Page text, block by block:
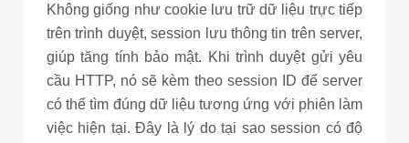
Không giống như cookie lưu trữ dữ liệu trực tiếp
trên trình duyệt, session lưu thông tin trên server,
giúp tăng tính bảo mật. Khi trình duyệt gửi yêu
cầu HTTP, nó sẽ kèm theo session ID để server
có thể tìm đúng dữ liệu tương ứng với phiên làm
việc hiện tại. Đây là lý do tại sao session có độ